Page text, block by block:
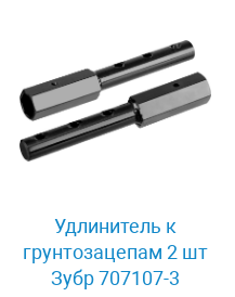
Удлинитель к
грунтозацепам 2 шт
Зубр 707107-3